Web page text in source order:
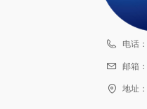
电话：
邮箱：
地址：